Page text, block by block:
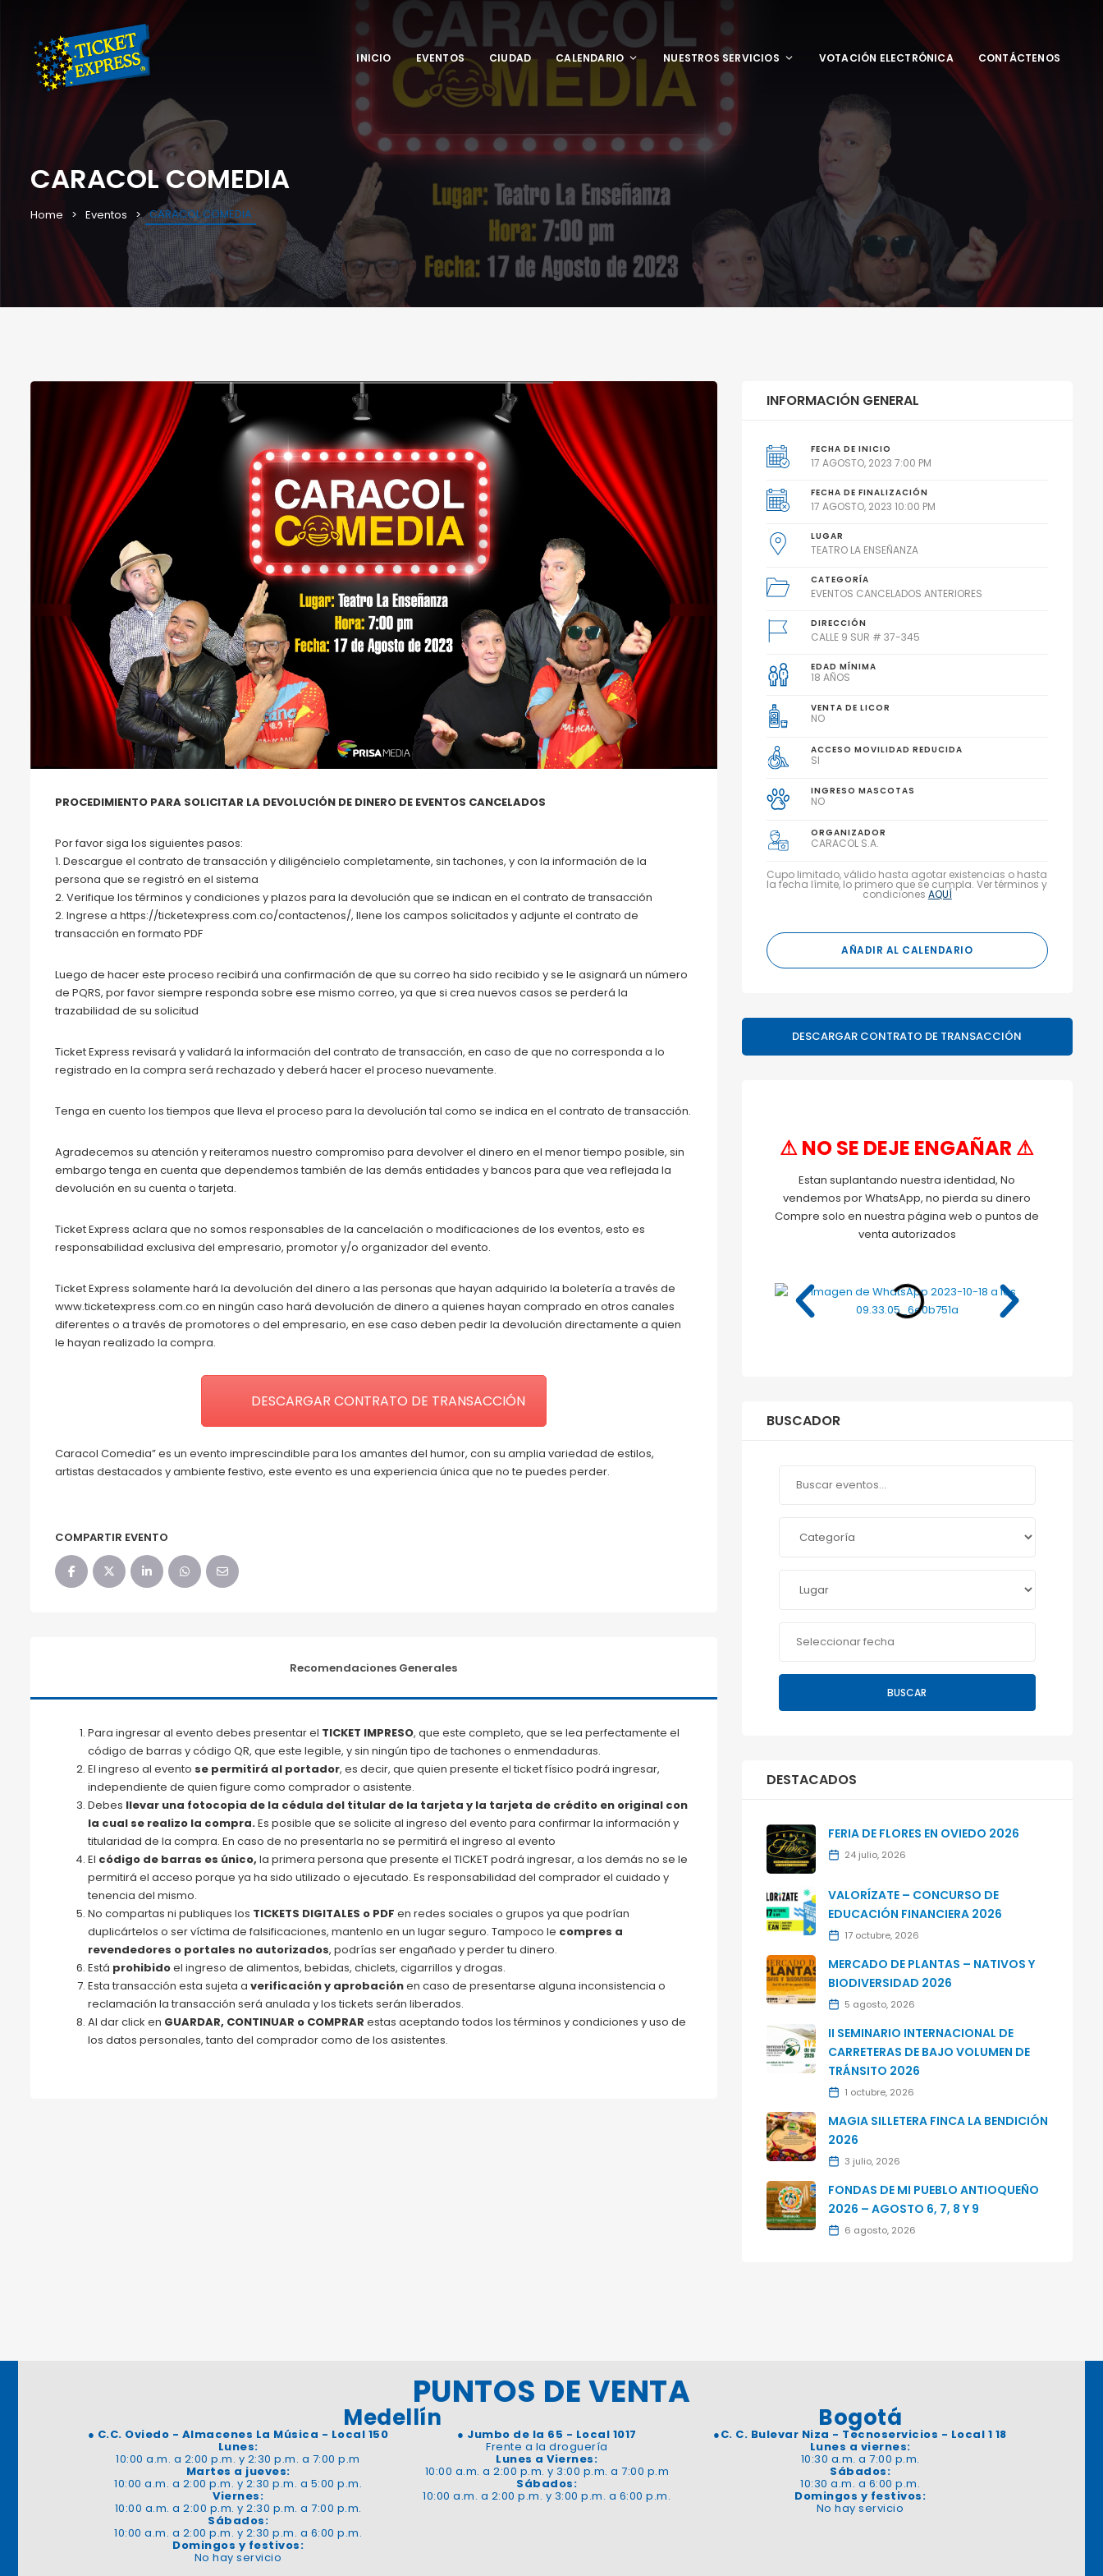
INICIO EVENTOS CIUDAD CALENDARIO NUESTROS SERVICIOS VOTACIÓN ELECTRÓNICA CONTÁCTENOS
CARACOL COMEDIA
Home Eventos CARACOL COMEDIA
PROCEDIMIENTO PARA SOLICITAR LA DEVOLUCIÓN DE DINERO DE EVENTOS CANCELADOS
Por favor siga los siguientes pasos:
1. Descargue el contrato de transacción y diligéncielo completamente, sin tachones, y con la información de la
persona que se registró en el sistema
2. Verifique los términos y condiciones y plazos para la devolución que se indican en el contrato de transacción
2. Ingrese a https://ticketexpress.com.co/contactenos/, llene los campos solicitados y adjunte el contrato de
transacción en formato PDF
Luego de hacer este proceso recibirá una confirmación de que su correo ha sido recibido y se le asignará un número
de PQRS, por favor siempre responda sobre ese mismo correo, ya que si crea nuevos casos se perderá la
trazabilidad de su solicitud
Ticket Express revisará y validará la información del contrato de transacción, en caso de que no corresponda a lo
registrado en la compra será rechazado y deberá hacer el proceso nuevamente.
Tenga en cuento los tiempos que lleva el proceso para la devolución tal como se indica en el contrato de transacción.
Agradecemos su atención y reiteramos nuestro compromiso para devolver el dinero en el menor tiempo posible, sin
embargo tenga en cuenta que dependemos también de las demás entidades y bancos para que vea reflejada la
devolución en su cuenta o tarjeta.
Ticket Express aclara que no somos responsables de la cancelación o modificaciones de los eventos, esto es
responsabilidad exclusiva del empresario, promotor y/o organizador del evento.
Ticket Express solamente hará la devolución del dinero a las personas que hayan adquirido la boletería a través de
www.ticketexpress.com.co en ningún caso hará devolución de dinero a quienes hayan comprado en otros canales
diferentes o a través de promotores o del empresario, en ese caso deben pedir la devolución directamente a quien
le hayan realizado la compra.
DESCARGAR CONTRATO DE TRANSACCIÓN
Caracol Comedia” es un evento imprescindible para los amantes del humor, con su amplia variedad de estilos,
artistas destacados y ambiente festivo, este evento es una experiencia única que no te puedes perder.
COMPARTIR EVENTO
Recomendaciones Generales
Para ingresar al evento debes presentar el TICKET IMPRESO, que este completo, que se lea perfectamente el
código de barras y código QR, que este legible, y sin ningún tipo de tachones o enmendaduras.
El ingreso al evento se permitirá al portador, es decir, que quien presente el ticket físico podrá ingresar,
independiente de quien figure como comprador o asistente.
Debes llevar una fotocopia de la cédula del titular de la tarjeta y la tarjeta de crédito en original con
la cual se realizo la compra.Es posible que se solicite al ingreso del evento para confirmar la información y
titularidad de la compra. En caso de no presentarla no se permitirá el ingreso al evento
El código de barras es único, la primera persona que presente el TICKET podrá ingresar, a los demás no se le
permitirá el acceso porque ya ha sido utilizado o ejecutado. Es responsabilidad del comprador el cuidado y
tenencia del mismo.
No compartas ni publiques los TICKETS DIGITALES o PDF en redes sociales o grupos ya que podrían
duplicártelos o ser víctima de falsificaciones, mantenlo en un lugar seguro. Tampoco le compres a
revendedores o portales no autorizados, podrías ser engañado y perder tu dinero.
Está prohibidoel ingreso de alimentos, bebidas, chiclets, cigarrillos y drogas.
Esta transacción esta sujeta a verificación y aprobaciónen caso de presentarse alguna inconsistencia o
reclamación la transacción será anulada y los tickets serán liberados.
Al dar click en GUARDAR, CONTINUAR o COMPRAR estas aceptando todos los términos y condiciones y uso de
los datos personales, tanto del comprador como de los asistentes.
INFORMACIÓN GENERAL
FECHA DE INICIO
17 AGOSTO, 2023 7:00 PM
FECHA DE FINALIZACIÓN
17 AGOSTO, 2023 10:00 PM
LUGAR
TEATRO LA ENSEÑANZA
CATEGORÍA
EVENTOS CANCELADOS ANTERIORES
DIRECCIÓN
CALLE 9 SUR # 37-345
EDAD MÍNIMA
18 AÑOS
VENTA DE LICOR
NO
ACCESO MOVILIDAD REDUCIDA
SI
INGRESO MASCOTAS
NO
ORGANIZADOR
CARACOL S.A.
Cupo limitado, válido hasta agotar existencias o hasta
la fecha límite, lo primero que se cumpla. Ver términos y
condiciones AQUÍ
AÑADIR AL CALENDARIO
DESCARGAR CONTRATO DE TRANSACCIÓN
⚠ NO SE DEJE ENGAÑAR ⚠
Estan suplantando nuestra identidad, No
vendemos por WhatsApp, no pierda su dinero
Compre solo en nuestra página web o puntos de
venta autorizados
BUSCADOR
BUSCAR
DESTACADOS
FERIA DE FLORES EN OVIEDO 2026
24 julio, 2026
VALORÍZATE – CONCURSO DE
EDUCACIÓN FINANCIERA 2026
17 octubre, 2026
MERCADO DE PLANTAS – NATIVOS Y
BIODIVERSIDAD 2026
5 agosto, 2026
II SEMINARIO INTERNACIONAL DE
CARRETERAS DE BAJO VOLUMEN DE
TRÁNSITO 2026
1 octubre, 2026
MAGIA SILLETERA FINCA LA BENDICIÓN
2026
3 julio, 2026
FONDAS DE MI PUEBLO ANTIOQUEÑO
2026 – AGOSTO 6, 7, 8 Y 9
6 agosto, 2026
PUNTOS DE VENTA
Medellín
● C.C. Oviedo - Almacenes La Música - Local 150
Lunes:
10:00 a.m. a 2:00 p.m. y 2:30 p.m. a 7:00 p.m
Martes a jueves:
10:00 a.m. a 2:00 p.m. y 2:30 p.m. a 5:00 p.m.
Viernes:
10:00 a.m. a 2:00 p.m. y 2:30 p.m. a 7:00 p.m.
Sábados:
10:00 a.m. a 2:00 p.m. y 2:30 p.m. a 6:00 p.m.
Domingos y festivos:
No hay servicio
● Jumbo de la 65 - Local 1017
Frente a la droguería
Lunes a Viernes:
10:00 a.m. a 2:00 p.m. y 3:00 p.m. a 7:00 p.m
Sábados:
10:00 a.m. a 2:00 p.m. y 3:00 p.m. a 6:00 p.m.
Bogotá
●C. C. Bulevar Niza - Tecnoservicios - Local 1 18
Lunes a viernes:
10:30 a.m. a 7:00 p.m.
Sábados:
10:30 a.m. a 6:00 p.m.
Domingos y festivos:
No hay servicio